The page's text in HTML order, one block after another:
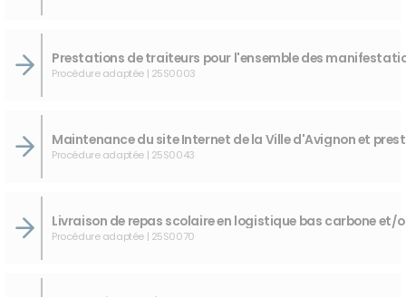
Procédure adaptée | 25S0003
Procédure adaptée | 25S0043
Procédure adaptée | 25S0070